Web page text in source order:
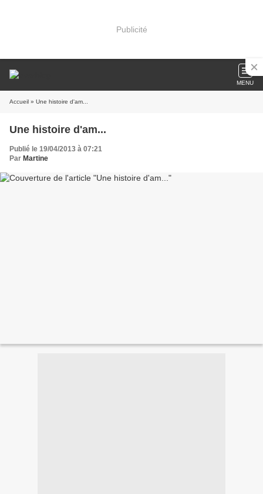
Publicité
MENU
Accueil » Une histoire d'am...
Une histoire d'am...
Publié le 19/04/2013 à 07:21
Par Martine